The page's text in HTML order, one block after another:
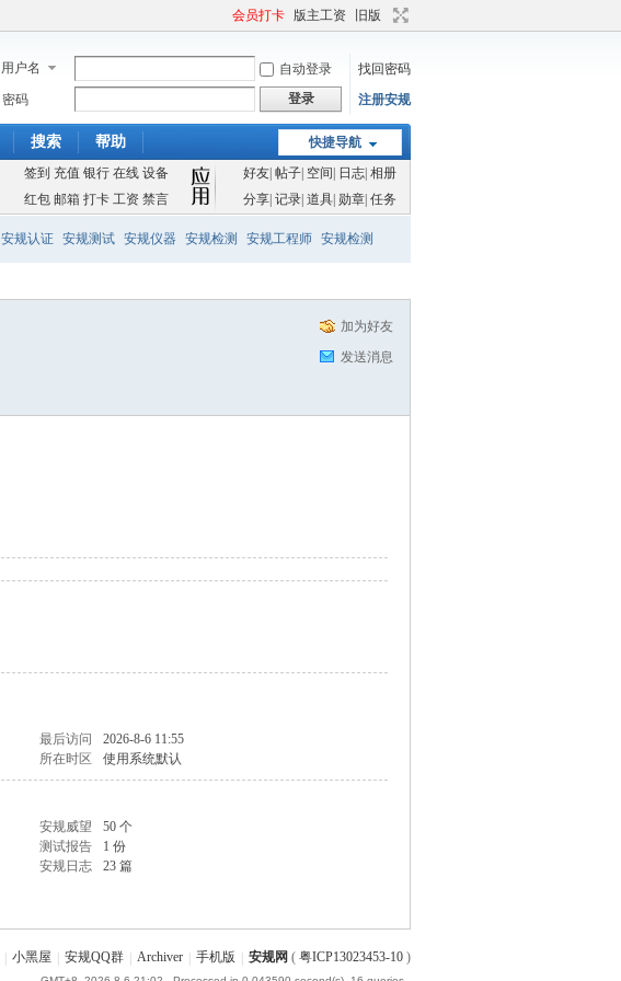
会员打卡 版主工资 旧版
用户名 自动登录
找回密码
密码
登录 注册安规
快捷导航
搜索 帮助
签到 充值 银行 在线 设备 好友| 帖子| 空间 日志| 相册
红包 邮箱 打卡 工资 禁言 分享| 记录| 道具| 勋章| 任务
安规认证 安规测试 安规仪器 安规检测 安规工程师 安规检测
加为好友
发送消息
最后访问
2026-8-6 11:55
所在时区 使用系统默认
安规威望
50 个
测试报告
1 份
安规日志
23 篇
| 小黑屋 | 安规QQ群 | Archiver | 手机版 | 安规网 ( 粤ICP13023453-10 )